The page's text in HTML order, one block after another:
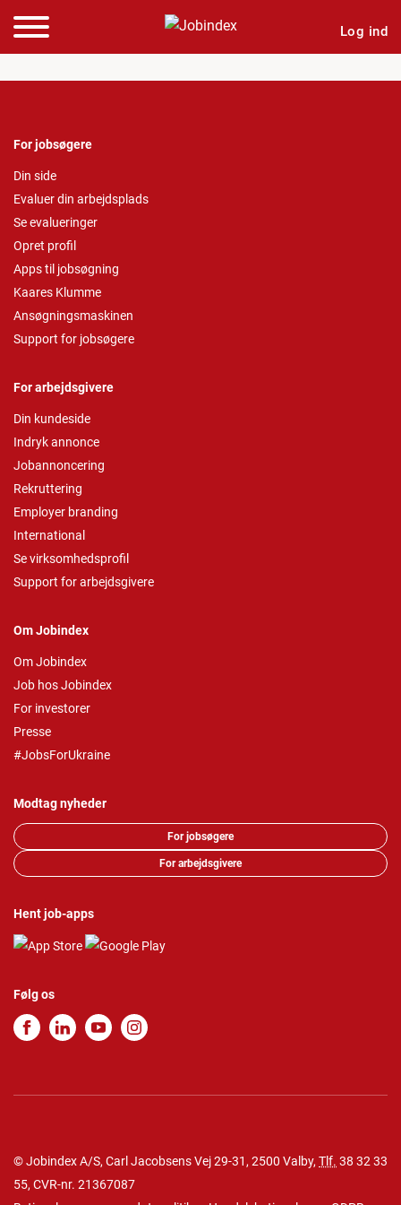
Log ind
For jobsøgere
Din side
Evaluer din arbejdsplads
Se evalueringer
Opret profil
Apps til jobsøgning
Kaares Klumme
Ansøgningsmaskinen
Support for jobsøgere
For arbejdsgivere
Din kundeside
Indryk annonce
Jobannoncering
Rekruttering
Employer branding
International
Se virksomhedsprofil
Support for arbejdsgivere
Om Jobindex
Om Jobindex
Job hos Jobindex
For investorer
Presse
#JobsForUkraine
Modtag nyheder
For jobsøgere
For arbejdsgivere
Hent job-apps
Følg os
© Jobindex A/S, Carl Jacobsens Vej 29-31, 2500 Valby, Tlf. 38 32 33
55, CVR-nr. 21367087